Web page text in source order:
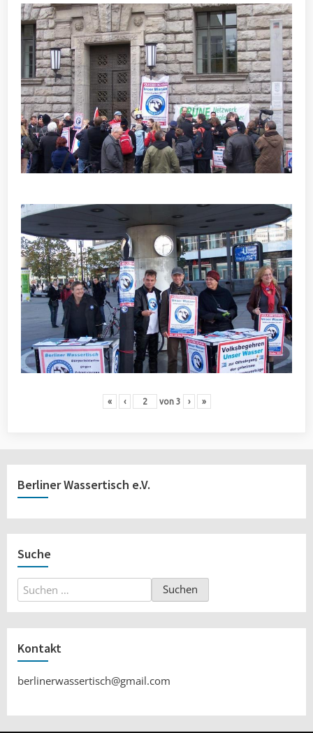
« ‹ von 3 › »
Berliner Wassertisch e.V.
Suche
Suchen
nach:
Kontakt
berlinerwassertisch@gmail.com